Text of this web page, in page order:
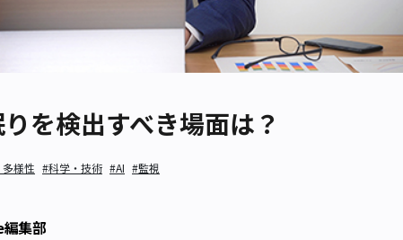
を検出すべき場面は？
様性 #科学・技術 #AI #監視
集部